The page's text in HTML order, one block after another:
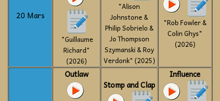
20 Mars
"Guillaume
Richard"
(2026)
"Alison
Johnstone &
Philip Sobrielo &
Jo Thompson
Szymanski & Roy
Verdonk" (2025)
"Rob Fowler &
Colin Ghys"
(2026)
Outlaw
Stomp and Clap
Influence